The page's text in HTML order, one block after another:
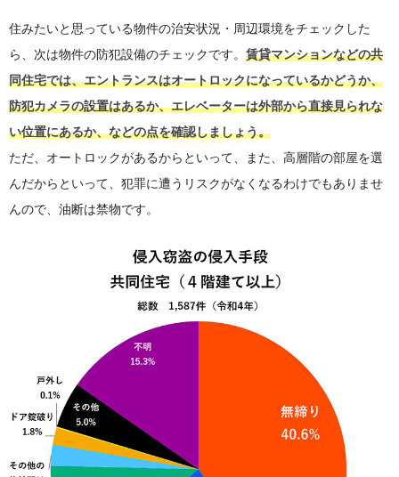
住みたいと思っている物件の治安状況・周辺環境をチェックした
ら、次は物件の防犯設備のチェックです。 賃貸マンションなどの共
同住宅では、エントランスはオートロックになっているかどうか、
防犯カメラの設置はあるか、エレベーターは外部から直接見られな
い位置にあるか、などの点を確認しましょう。
ただ、オートロックがあるからといって、また、高層階の部屋を選
んだからといって、犯罪に遭うリスクがなくなるわけでもありませ
んので、油断は禁物です。